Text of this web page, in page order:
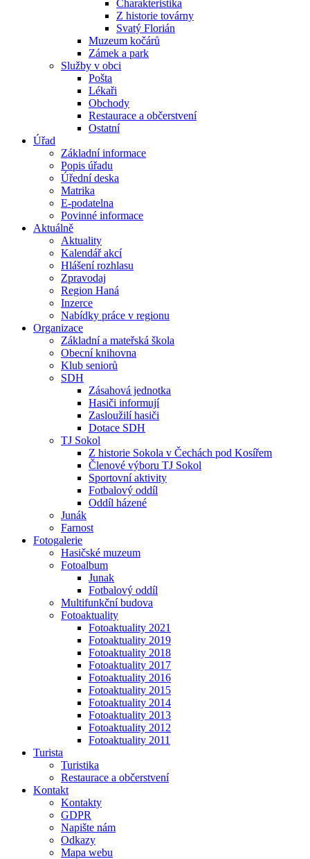
Charakteristika
Z historie továrny
Svatý Florián
Muzeum kočárů
Zámek a park
Služby v obci
Pošta
Lékaři
Obchody
Restaurace a občerstvení
Ostatní
Úřad
Základní informace
Popis úřadu
Úřední deska
Matrika
E-podatelna
Povinné informace
Aktuálně
Aktuality
Kalendář akcí
Hlášení rozhlasu
Zpravodaj
Region Haná
Inzerce
Nabídky práce v regionu
Organizace
Základní a mateřská škola
Obecní knihovna
Klub seniorů
SDH
Zásahová jednotka
Hasiči informují
Zasloužilí hasiči
Dotace SDH
TJ Sokol
Z historie Sokola v Čechách pod Kosířem
Členové výboru TJ Sokol
Sportovní aktivity
Fotbalový oddíl
Oddíl házené
Junák
Farnost
Fotogalerie
Hasičské muzeum
Fotoalbum
Junak
Fotbalový oddíl
Multifunkční budova
Fotoaktuality
Fotoaktuality 2021
Fotoaktuality 2019
Fotoaktuality 2018
Fotoaktuality 2017
Fotoaktuality 2016
Fotoaktuality 2015
Fotoaktuality 2014
Fotoaktuality 2013
Fotoaktuality 2012
Fotoaktuality 2011
Turista
Turistika
Restaurace a občerstvení
Kontakt
Kontakty
GDPR
Napište nám
Odkazy
Mapa webu